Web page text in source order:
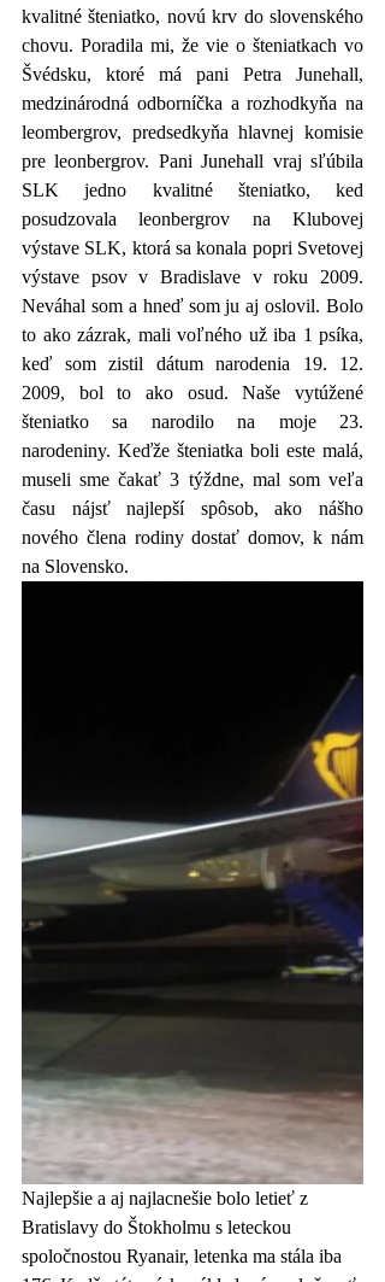
kvalitné šteniatko, novú krv do slovenského
chovu. Poradila mi, že vie o šteniatkach vo
Švédsku, ktoré má pani Petra Junehall,
medzinárodná odborníčka a rozhodkyňa na
leombergrov, predsedkyňa hlavnej komisie
pre leonbergrov. Pani Junehall vraj sľúbila
SLK jedno kvalitné šteniatko, ked
posudzovala leonbergrov na Klubovej
výstave SLK, ktorá sa konala popri Svetovej
výstave psov v Bradislave v roku 2009.
Neváhal som a hneď som ju aj oslovil. Bolo
to ako zázrak, mali voľného už iba 1 psíka,
keď som zistil dátum narodenia 19. 12.
2009, bol to ako osud. Naše vytúžené
šteniatko sa narodilo na moje 23.
narodeniny. Keďže šteniatka boli este malá,
museli sme čakať 3 týždne, mal som veľa
času nájsť najlepší spôsob, ako nášho
nového člena rodiny dostať domov, k nám
na Slovensko.
Najlepšie a aj najlacnešie bolo letieť z
Bratislavy do Štokholmu s leteckou
spoločnostou Ryanair, letenka ma stála iba